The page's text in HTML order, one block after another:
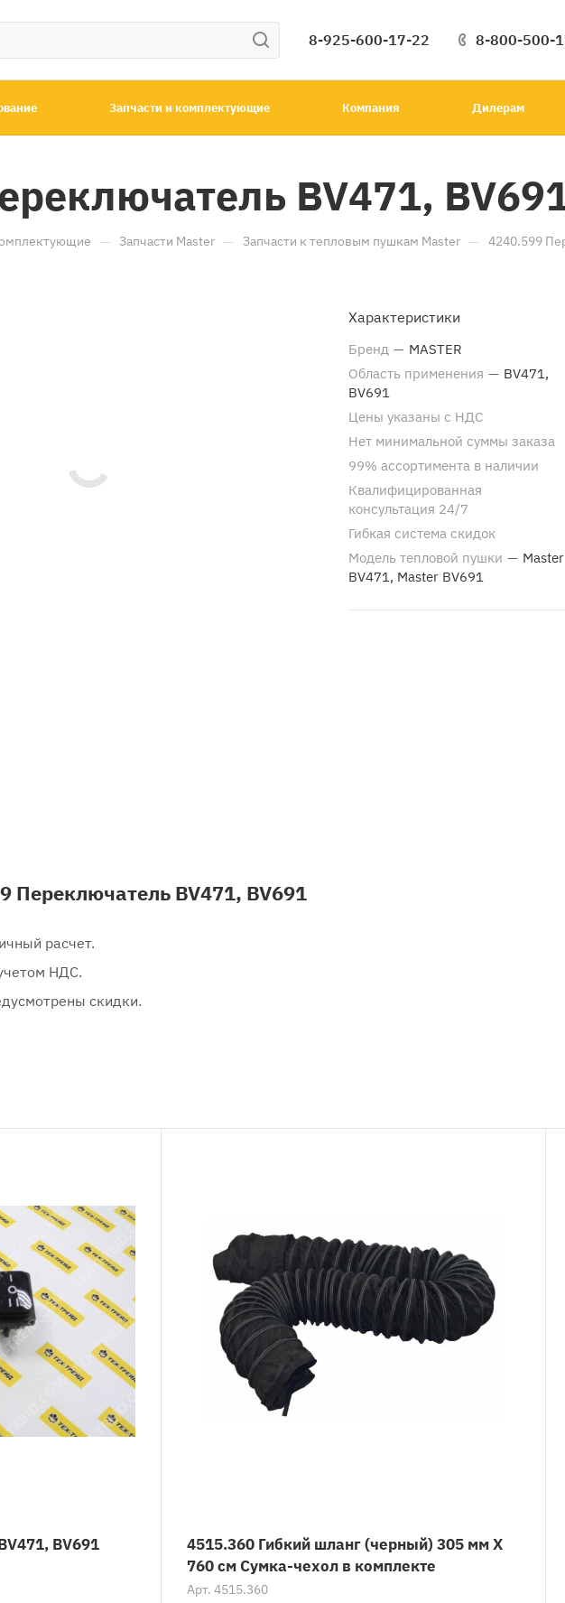
8-925-600-17-22 8-800-500-
Запчасти и комплектующие Компания Дилерам
BV471,
— Запчасти Master — Запчасти к тепловым пушкам Master — 4240.599
Характеристики
Бренд — MASTER
Область применения — BV471,
BV691
Цены указаны с НДС
Нет минимальной суммы заказа
99% ассортимента в наличии
Квалифицированная
консультация 24/7
Гибкая система скидок
Модель тепловой пушки — Master
BV471, Master BV691
Переключатель BV471, BV691
расчет.
НДС.
скидки.
BV691
4515.360 Гибкий шланг (черный) 305 мм X
760 см Сумка-чехол в комплекте
Арт. 4515.360